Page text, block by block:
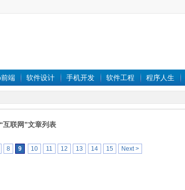
端 软件设计 手机开发 软件工程 程序人生
“互联网”文章列表
8 9 10 11 12 13 14 15 Next >